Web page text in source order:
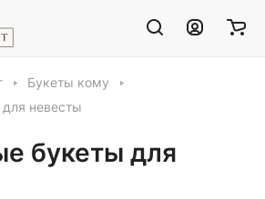
Букеты кому
невесты
букеты для